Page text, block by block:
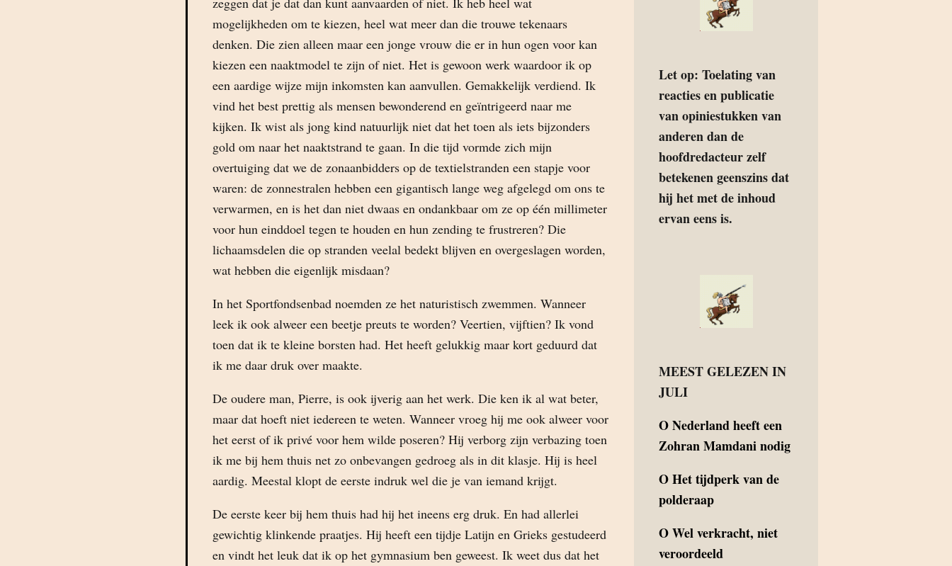
mogelijkheden om te kiezen, heel wat meer dan die trouwe tekenaars
denken. Die zien alleen maar een jonge vrouw die er in hun ogen voor kan
kiezen een naaktmodel te zijn of niet. Het is gewoon werk waardoor ik op
een aardige wijze mijn inkomsten kan aanvullen. Gemakkelijk verdiend. Ik
vind het best prettig als mensen bewonderend en geïntrigeerd naar me
kijken. Ik wist als jong kind natuurlijk niet dat het toen als iets bijzonders
gold om naar het naaktstrand te gaan. In die tijd vormde zich mijn
overtuiging dat we de zonaanbidders op de textielstranden een stapje voor
waren: de zonnestralen hebben een gigantisch lange weg afgelegd om ons te
verwarmen, en is het dan niet dwaas en ondankbaar om ze op één millimeter
voor hun einddoel tegen te houden en hun zending te frustreren? Die
lichaamsdelen die op stranden veelal bedekt blijven en overgeslagen worden,
wat hebben die eigenlijk misdaan?
In het Sportfondsenbad noemden ze het naturistisch zwemmen. Wanneer
leek ik ook alweer een beetje preuts te worden? Veertien, vijftien? Ik vond
toen dat ik te kleine borsten had. Het heeft gelukkig maar kort geduurd dat
ik me daar druk over maakte.
De oudere man, Pierre, is ook ijverig aan het werk. Die ken ik al wat beter,
maar dat hoeft niet iedereen te weten. Wanneer vroeg hij me ook alweer voor
het eerst of ik privé voor hem wilde poseren? Hij verborg zijn verbazing toen
ik me bij hem thuis net zo onbevangen gedroeg als in dit klasje. Hij is heel
aardig. Meestal klopt de eerste indruk wel die je van iemand krijgt.
De eerste keer bij hem thuis had hij het ineens erg druk. En had allerlei
gewichtig klinkende praatjes. Hij heeft een tijdje Latijn en Grieks gestudeerd
en vindt het leuk dat ik op het gymnasium ben geweest. Ik weet dus dat het
Let op: Toelating van
reacties en publicatie
van opiniestukken van
anderen dan de
hoofdredacteur zelf
betekenen geenszins dat
hij het met de inhoud
ervan eens is.
MEEST GELEZEN IN
JULI
ONederland heeft een
Zohran Mamdani nodig
OHet tijdperk van de
polderaap
OWel verkracht, niet
veroordeeld